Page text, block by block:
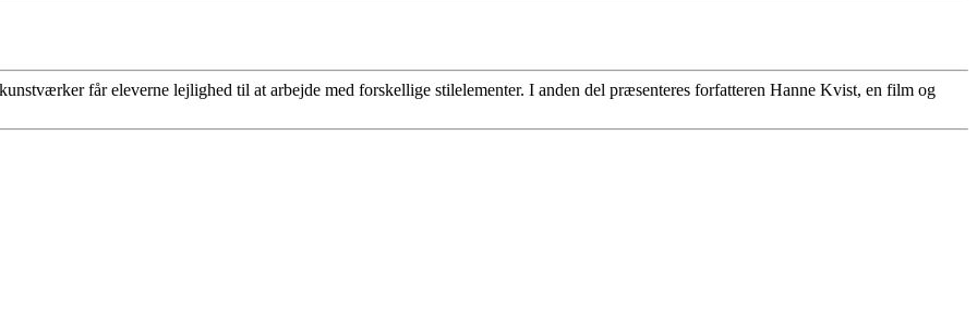
får eleverne lejlighed til at arbejde med forskellige stilelementer. I anden del præsenteres forfatteren Hanne Kvist, en film og